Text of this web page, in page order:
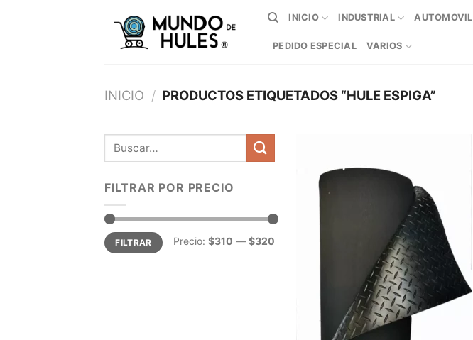
INICIO INDUSTRIAL AUTOMOVIL
PEDIDO ESPECIAL VARIOS
INICIO / PRODUCTOS ETIQUETADOS “HULE ESPIGA”
Buscar
FILTRAR POR PRECIO
Precio
mínimo
Precio
máximo
FILTRAR Precio: $310 — $320